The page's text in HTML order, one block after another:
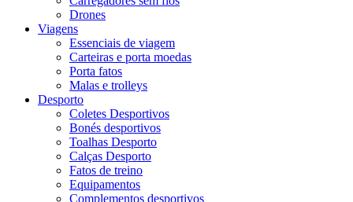
Drones
Viagens
Essenciais de viagem
Carteiras e porta moedas
Porta fatos
Malas e trolleys
Desporto
Coletes Desportivos
Bonés desportivos
Toalhas Desporto
Calças Desporto
Fatos de treino
Equipamentos
Complementos desportivos